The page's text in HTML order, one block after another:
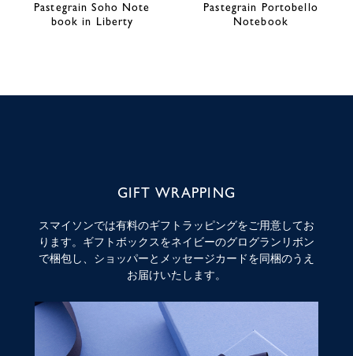
Pastegrain Soho Note
book in Liberty
Pastegrain Portobello
Notebook
GIFT WRAPPING
スマイソンでは有料のギフトラッピングをご用意してお
ります。ギフトボックスをネイビーのグログランリボン
で梱包し、ショッパーとメッセージカードを同梱のうえ
お届けいたします。